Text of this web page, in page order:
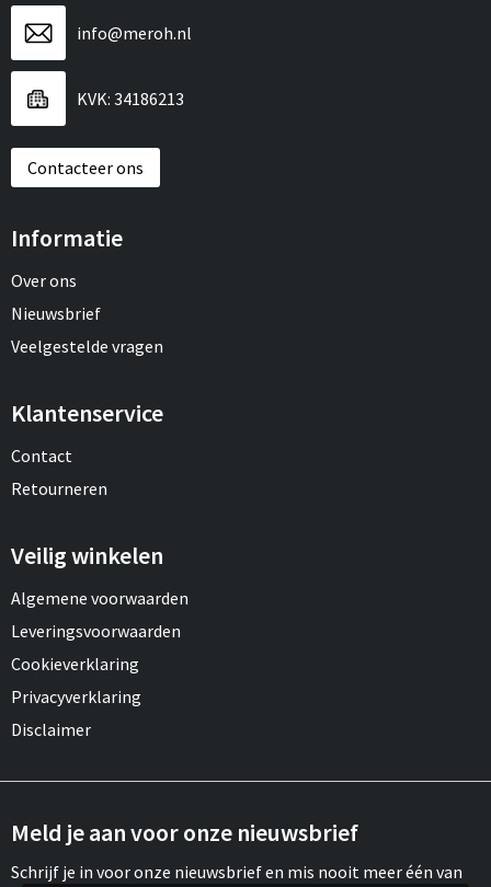
info@meroh.nl
KVK: 34186213
Contacteer ons
Informatie
Over ons
Nieuwsbrief
Veelgestelde vragen
Klantenservice
Contact
Retourneren
Veilig winkelen
Algemene voorwaarden
Leveringsvoorwaarden
Cookieverklaring
Privacyverklaring
Disclaimer
Meld je aan voor onze nieuwsbrief
Schrijf je in voor onze nieuwsbrief en mis nooit meer één van